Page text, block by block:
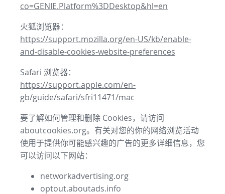
co=GENIE.Platform%3DDesktop&hl=en
火狐浏览器：
https://support.mozilla.org/en-US/kb/enable-
and-disable-cookies-website-preferences
Safari 浏览器：
https://support.apple.com/en-
gb/guide/safari/sfri11471/mac
要了解如何管理和删除 Cookies，请访问
aboutcookies.org。有关对您的你的网络浏览活动
使用于提供你可能感兴趣的广告的更多详细信息，您
可以访问以下网站：
networkadvertising.org
optout.aboutads.info